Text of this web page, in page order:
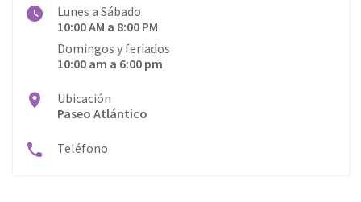
Lunes a Sábado
10:00 AM a 8:00 PM
Domingos y feriados
10:00 am a 6:00 pm
Ubicación
Paseo Atlántico
Teléfono